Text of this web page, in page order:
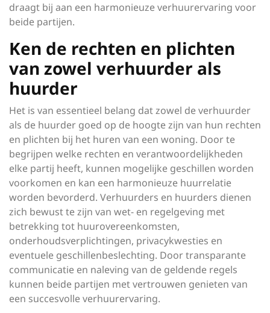
draagt bij aan een harmonieuze verhuurervaring voor
beide partijen.
Ken de rechten en plichten
van zowel verhuurder als
huurder
Het is van essentieel belang dat zowel de verhuurder
als de huurder goed op de hoogte zijn van hun rechten
en plichten bij het huren van een woning. Door te
begrijpen welke rechten en verantwoordelijkheden
elke partij heeft, kunnen mogelijke geschillen worden
voorkomen en kan een harmonieuze huurrelatie
worden bevorderd. Verhuurders en huurders dienen
zich bewust te zijn van wet- en regelgeving met
betrekking tot huurovereenkomsten,
onderhoudsverplichtingen, privacykwesties en
eventuele geschillenbeslechting. Door transparante
communicatie en naleving van de geldende regels
kunnen beide partijen met vertrouwen genieten van
een succesvolle verhuurervaring.